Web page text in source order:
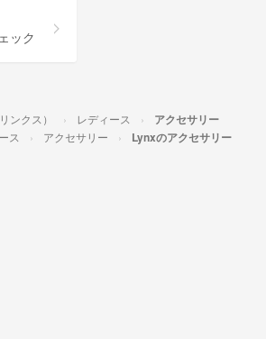
ック
ンクス） レディース アクセサリー
ス アクセサリー Lynxのアクセサリー